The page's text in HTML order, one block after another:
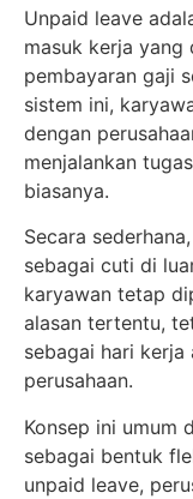
Unpaid leave
masuk kerja yang
pembayaran gaji
sistem ini,
dengan
menjalankan
biasanya.
Secara
sebagai cuti di
karyawan tetap
alasan tertentu,
sebagai hari
perusahaan.
Konsep ini umum
sebagai bentuk
unpaid leave,